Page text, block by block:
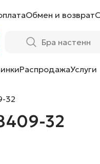
Обмен и возврат
РаспродажаУслуги
32
32